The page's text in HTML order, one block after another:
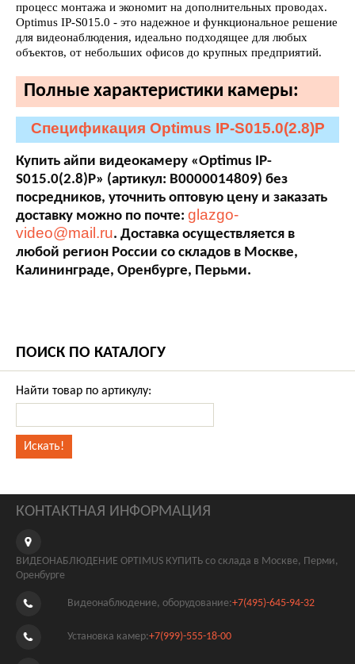
процесс монтажа и экономит на дополнительных проводах.
Optimus IP-S015.0 - это надежное и функциональное решение
для видеонаблюдения, идеально подходящее для любых
объектов, от небольших офисов до крупных предприятий.
Полные характеристики камеры:
Спецификация Optimus IP-S015.0(2.8)P
Купить айпи видеокамеру «Optimus IP-
S015.0(2.8)P» (артикул: В0000014809) без
посредников, уточнить оптовую цену и заказать
доставку можно по почте: glazgo-
video@mail.ru. Доставка осуществляется в
любой регион России со складов в Москве,
Калининграде, Оренбурге, Перьми.
ПОИСК ПО КАТАЛОГУ
Найти товар по артикулу:
КОНТАКТНАЯ ИНФОРМАЦИЯ
ВИДЕОНАБЛЮДЕНИЕ OPTIMUS КУПИТЬ со склада в Москве, Перми,
Оренбурге
Видеонаблюдение, оборудование:+7(495)-645-94-32
Установка камер:+7(999)-555-18-00